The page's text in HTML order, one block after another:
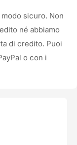
sicuro. Non
né abbiamo
di credito. Puoi
o con i